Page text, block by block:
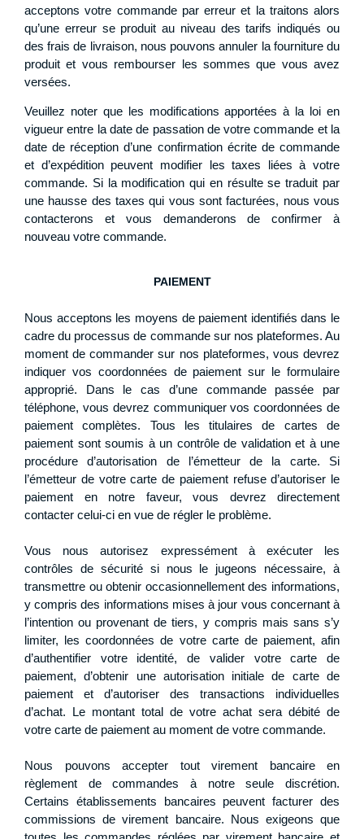
acceptons votre commande par erreur et la traitons alors
qu’une erreur se produit au niveau des tarifs indiqués ou
des frais de livraison, nous pouvons annuler la fourniture du
produit et vous rembourser les sommes que vous avez
versées.
Veuillez noter que les modifications apportées à la loi en
vigueur entre la date de passation de votre commande et la
date de réception d’une confirmation écrite de commande
et d’expédition peuvent modifier les taxes liées à votre
commande. Si la modification qui en résulte se traduit par
une hausse des taxes qui vous sont facturées, nous vous
contacterons et vous demanderons de confirmer à
nouveau votre commande.
PAIEMENT
Nous acceptons les moyens de paiement identifiés dans le
cadre du processus de commande sur nos plateformes. Au
moment de commander sur nos plateformes, vous devrez
indiquer vos coordonnées de paiement sur le formulaire
approprié. Dans le cas d’une commande passée par
téléphone, vous devrez communiquer vos coordonnées de
paiement complètes. Tous les titulaires de cartes de
paiement sont soumis à un contrôle de validation et à une
procédure d’autorisation de l’émetteur de la carte. Si
l’émetteur de votre carte de paiement refuse d’autoriser le
paiement en notre faveur, vous devrez directement
contacter celui-ci en vue de régler le problème.
Vous nous autorisez expressément à exécuter les
contrôles de sécurité si nous le jugeons nécessaire, à
transmettre ou obtenir occasionnellement des informations,
y compris des informations mises à jour vous concernant à
l’intention ou provenant de tiers, y compris mais sans s’y
limiter, les coordonnées de votre carte de paiement, afin
d’authentifier votre identité, de valider votre carte de
paiement, d’obtenir une autorisation initiale de carte de
paiement et d’autoriser des transactions individuelles
d’achat. Le montant total de votre achat sera débité de
votre carte de paiement au moment de votre commande.
Nous pouvons accepter tout virement bancaire en
règlement de commandes à notre seule discrétion.
Certains établissements bancaires peuvent facturer des
commissions de virement bancaire. Nous exigeons que